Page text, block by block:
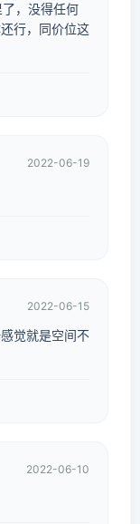
，没得任何
行，同价位这
2022-06-19
2022-06-15
觉就是空间不
2022-06-10